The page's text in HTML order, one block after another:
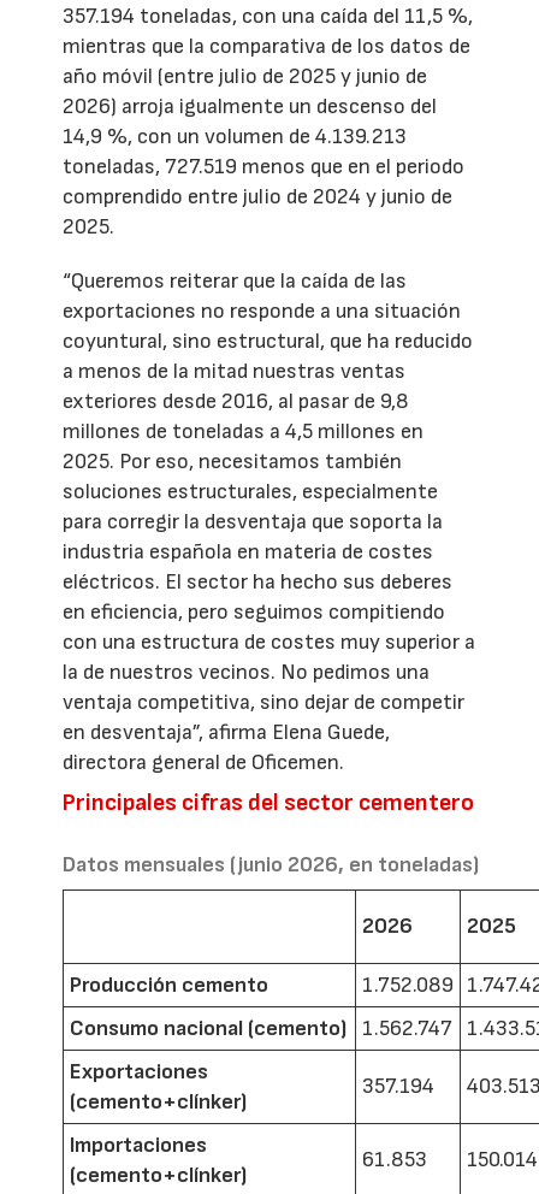
357.194 toneladas, con una caída del 11,5 %,
mientras que la comparativa de los datos de
año móvil (entre julio de 2025 y junio de
2026) arroja igualmente un descenso del
14,9 %, con un volumen de 4.139.213
toneladas, 727.519 menos que en el periodo
comprendido entre julio de 2024 y junio de
2025.
“Queremos reiterar que la caída de las
exportaciones no responde a una situación
coyuntural, sino estructural, que ha reducido
a menos de la mitad nuestras ventas
exteriores desde 2016, al pasar de 9,8
millones de toneladas a 4,5 millones en
2025. Por eso, necesitamos también
soluciones estructurales, especialmente
para corregir la desventaja que soporta la
industria española en materia de costes
eléctricos. El sector ha hecho sus deberes
en eficiencia, pero seguimos compitiendo
con una estructura de costes muy superior a
la de nuestros vecinos. No pedimos una
ventaja competitiva, sino dejar de competir
en desventaja”, afirma Elena Guede,
directora general de Oficemen.
Principales cifras del sector cementero
Datos mensuales (junio 2026, en toneladas)
2026 2025
Producción cemento 1.752.089
Consumo nacional (cemento)
1.562.747
Exportaciones
(cemento+clínker)
357.194
Importaciones
(cemento+clínker)
61.853 150.014